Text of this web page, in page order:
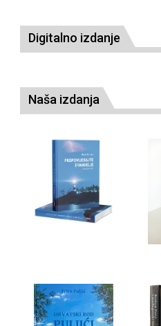
Digitalno izdanje
Naša izdanja